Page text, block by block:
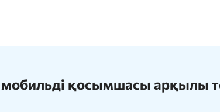
мобильді қосымшасы арқылы